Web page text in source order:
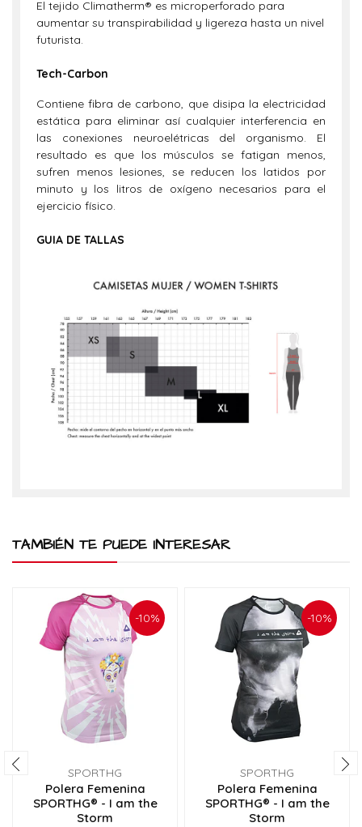
El tejido Climatherm® es microperforado para
aumentar su transpirabilidad y ligereza hasta un nivel
futurista.
Tech-Carbon
Contiene fibra de carbono, que disipa la electricidad
estática para eliminar así cualquier interferencia en
las conexiones neuroelétricas del organismo. El
resultado es que los músculos se fatigan menos,
sufren menos lesiones, se reducen los latidos por
minuto y los litros de oxígeno necesarios para el
ejercicio físico.
GUIA DE TALLAS
TAMBIÉN TE PUEDE INTERESAR
-10%
SPORTHG
Polera Femenina
SPORTHG® - I am the
Storm
-10%
SPORTHG
Polera Femenina
SPORTHG® - I am the
Storm